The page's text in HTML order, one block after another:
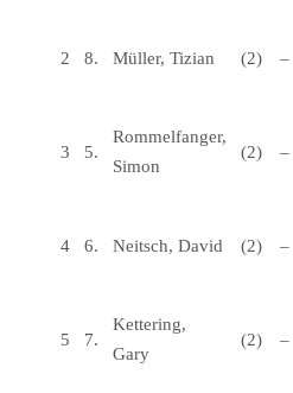
2 8. Müller, Tizian (2) –
3 5.
Rommelfanger,
Simon
(2) –
4 6. Neitsch, David (2) –
5 7.
Kettering,
Gary
(2) –